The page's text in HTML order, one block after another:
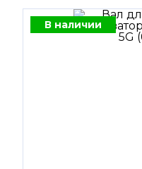
В наличии